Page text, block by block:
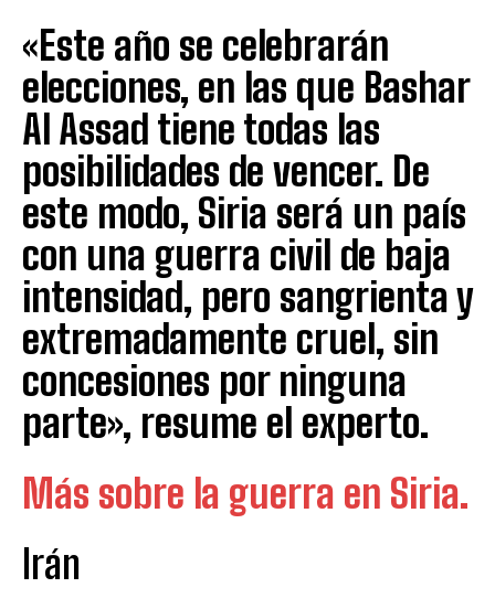
«Este año se celebrarán
elecciones, en las que Bashar
Al Assad tiene todas las
posibilidades de vencer. De
este modo, Siria será un país
con una guerra civil de baja
intensidad, pero sangrienta y
extremadamente cruel, sin
concesiones por ninguna
parte», resume el experto.
Más sobre la guerra en Siria.
Irán